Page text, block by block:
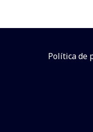
Política de